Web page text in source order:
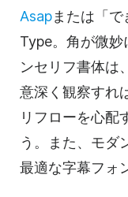
Asapまたは「
Type。角が微
ンセリフ書体は
意深く観察すれ
リフローを心配
う。また、モダ
最適な字幕フォ